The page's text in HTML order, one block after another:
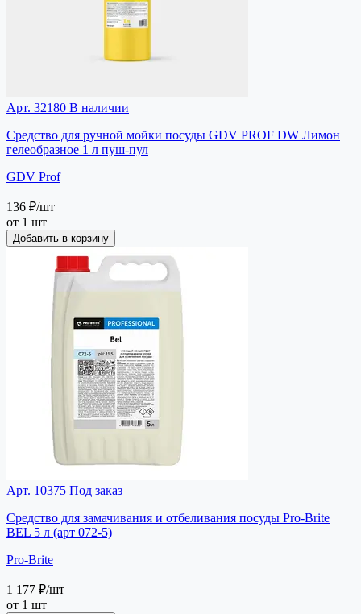
Арт. 32180 В наличии
Средство для ручной мойки посуды GDV PROF DW Лимон
гелеобразное 1 л пуш-пул
GDV Prof
136 ₽/шт
от 1 шт
Добавить в корзину
Арт. 10375 Под заказ
Средство для замачивания и отбеливания посуды Pro-Brite
BEL 5 л (арт 072-5)
Pro-Brite
1 177 ₽/шт
от 1 шт